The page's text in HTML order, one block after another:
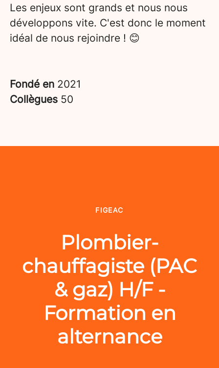
Les enjeux sont grands et nous nous
développons vite. C'est donc le moment
idéal de nous rejoindre ! 😊
Fondé en 2021
Collègues 50
FIGEAC
Plombier-
chauffagiste (PAC
& gaz) H/F -
Formation en
alternance